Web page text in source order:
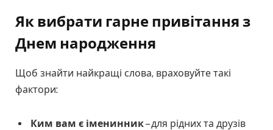
Як вибрати гарне привітання з
Днем народження
Щоб знайти найкращі слова, враховуйте такі
фактори:
Ким вам є іменинник– для рідних та друзів